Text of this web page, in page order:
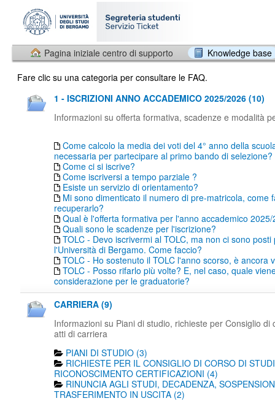
Pagina iniziale centro di supporto
Knowledge base
Fare clic su una categoria per consultare le FAQ.
1 - ISCRIZIONI ANNO ACCADEMICO 2025/2026 (10)
Informazioni su offerta formativa, scadenze e modalità
Come calcolo la media dei voti del 4° anno della
necessaria per partecipare al primo bando di selezione?
Come ci si iscrive?
Come iscriversi a tempo parziale ?
Esiste un servizio di orientamento?
Mi sono dimenticato il numero di pre-matricola, come
recuperarlo?
Qual è l'offerta formativa per l'anno accademico
Quali sono le scadenze per l'iscrizione?
TOLC - Devo iscrivermi al TOLC, ma non ci sono posti
l'Università di Bergamo. Come faccio?
TOLC - Ho sostenuto il TOLC l'anno scorso, è ancora
TOLC - Posso rifarlo più volte? E, nel caso, quale
considerazione per le graduatorie?
CARRIERA (9)
Informazioni su Piani di studio, richieste per Consiglio di
atti di carriera
PIANI DI STUDIO (3)
RICHIESTE PER IL CONSIGLIO DI CORSO DI
RICONOSCIMENTO CERTIFICAZIONI (4)
RINUNCIA AGLI STUDI, DECADENZA,
TRASFERIMENTO IN USCITA (2)